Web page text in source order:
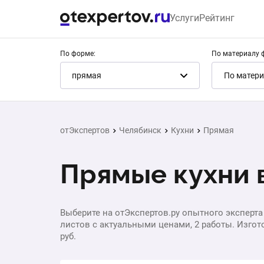
УслугиРейтинг
По форме:
прямая
По материалу
По
отЭкспертов Челябинск Кухни Прямая
Прямые кухни
Выберите на отЭкспертов.ру опытного
листов с актуальными ценами, 2 работы.
руб.